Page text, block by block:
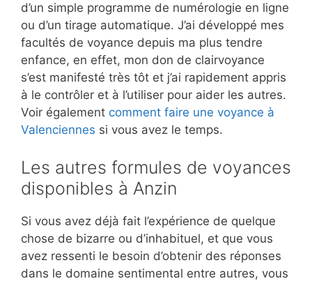
d’un simple programme de numérologie en ligne
ou d’un tirage automatique. J’ai développé mes
facultés de voyance depuis ma plus tendre
enfance, en effet, mon don de clairvoyance
s’est manifesté très tôt et j’ai rapidement appris
à le contrôler et à l’utiliser pour aider les autres.
Voir également comment faire une voyance à
Valenciennes si vous avez le temps.
Les autres formules de voyances
disponibles à Anzin
Si vous avez déjà fait l’expérience de quelque
chose de bizarre ou d’inhabituel, et que vous
avez ressenti le besoin d’obtenir des réponses
dans le domaine sentimental entre autres, vous